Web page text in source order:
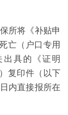
所将《补贴申
亡（户口专用
具的《证明
复印件（以下
内直接报所在